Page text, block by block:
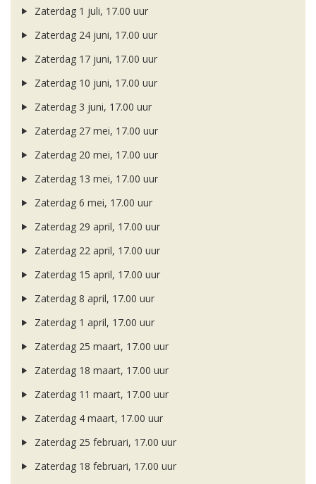
Zaterdag 1 juli, 17.00 uur
Zaterdag 24 juni, 17.00 uur
Zaterdag 17 juni, 17.00 uur
Zaterdag 10 juni, 17.00 uur
Zaterdag 3 juni, 17.00 uur
Zaterdag 27 mei, 17.00 uur
Zaterdag 20 mei, 17.00 uur
Zaterdag 13 mei, 17.00 uur
Zaterdag 6 mei, 17.00 uur
Zaterdag 29 april, 17.00 uur
Zaterdag 22 april, 17.00 uur
Zaterdag 15 april, 17.00 uur
Zaterdag 8 april, 17.00 uur
Zaterdag 1 april, 17.00 uur
Zaterdag 25 maart, 17.00 uur
Zaterdag 18 maart, 17.00 uur
Zaterdag 11 maart, 17.00 uur
Zaterdag 4 maart, 17.00 uur
Zaterdag 25 februari, 17.00 uur
Zaterdag 18 februari, 17.00 uur